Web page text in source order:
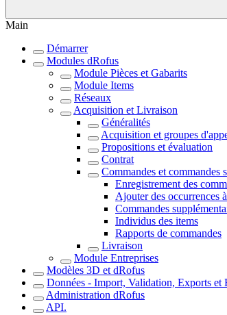
Main
Démarrer
Modules dRofus
Module Pièces et Gabarits
Module Items
Réseaux
Acquisition et Livraison
Généralités
Acquisition et groupes
Propositions et évaluation
Contrat
Commandes et commandes
Enregistrement des
Ajouter des occurrences
Commandes
Individus des items
Rapports de commandes
Livraison
Module Entreprises
Modèles 3D et dRofus
Données - Import, Validation, Exports et
Administration dRofus
API.